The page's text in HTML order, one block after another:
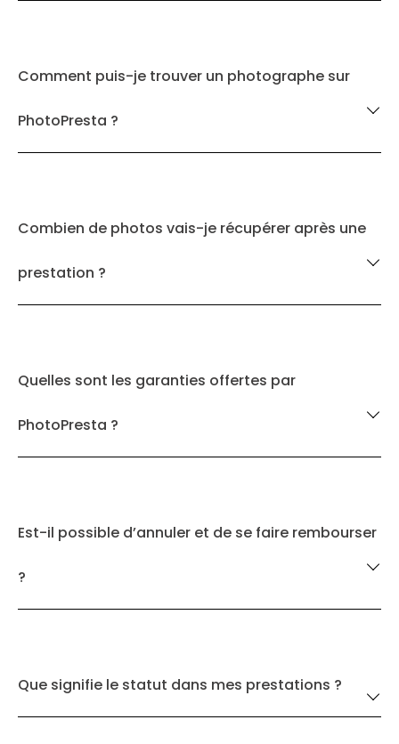
Comment puis-je trouver un photographe sur
PhotoPresta ?
Combien de photos vais-je récupérer après une
prestation ?
Quelles sont les garanties offertes par
PhotoPresta ?
Est-il possible d’annuler et de se faire rembourser
?
Que signifie le statut dans mes prestations ?